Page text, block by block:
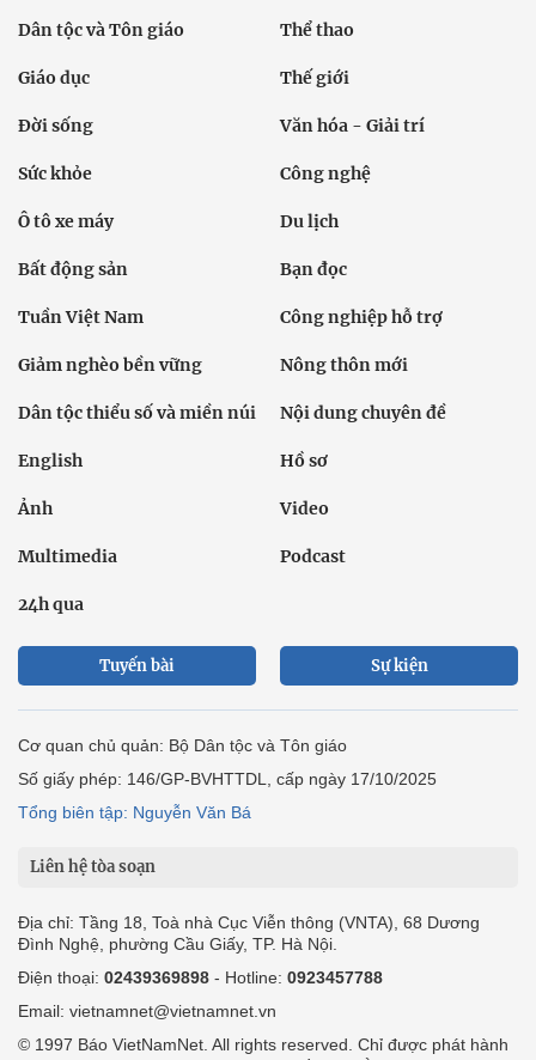
Dân tộc và Tôn giáo Thể thao
Giáo dục Thế giới
Đời sống Văn hóa - Giải trí
Sức khỏe Công nghệ
Ô tô xe máy Du lịch
Bất động sản Bạn đọc
Tuần Việt Nam Công nghiệp hỗ trợ
Giảm nghèo bền vững Nông thôn mới
Dân tộc thiểu số và miền núi Nội dung chuyên đề
English Hồ sơ
Ảnh Video
Multimedia Podcast
24h qua
Tuyến bài Sự kiện
Cơ quan chủ quản: Bộ Dân tộc và Tôn giáo
Số giấy phép: 146/GP-BVHTTDL, cấp ngày 17/10/2025
Tổng biên tập: Nguyễn Văn Bá
Liên hệ tòa soạn
Địa chỉ: Tầng 18, Toà nhà Cục Viễn thông (VNTA), 68 Dương
Đình Nghệ, phường Cầu Giấy, TP. Hà Nội.
Điện thoại: 02439369898 - Hotline: 0923457788
Email: vietnamnet@vietnamnet.vn
© 1997 Báo VietNamNet. All rights reserved. Chỉ được phát hành